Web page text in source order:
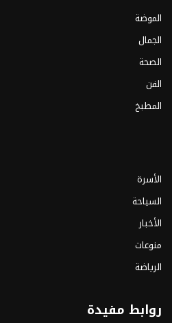
الموضة
الجمال
الصحة
الفن
المطبخ
الأسرة
السياحة
الأخبار
منوعات
الرياضة
روابط مفيدة